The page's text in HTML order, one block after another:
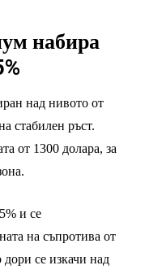
набира
над нивото от
стабилен ръст.
от 1300 долара, за
и се
на съпротива от
се изкачи над